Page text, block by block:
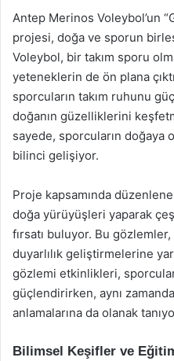
Antep Merinos Voleybol’un
projesi, doğa ve sporun
Voleybol, bir takım sporu
yeteneklerin de ön plana
sporcuların takım ruhunu
doğanın güzelliklerini
sayede, sporcuların doğaya
bilinci gelişiyor.
Proje kapsamında
doğa yürüyüşleri yaparak
fırsatı buluyor. Bu
duyarlılık geliştirmelerine
gözlemi etkinlikleri,
güçlendirirken, aynı
anlamalarına da olanak
Bilimsel Keşifler ve